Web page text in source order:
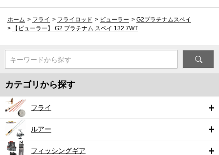
ホーム > フライ > フライロッド > ビューラー > G2プラチナムスペイ
>
【ビューラー】 G2 プラチナム スペイ 132 7WT
キーワードから探す
カテゴリから探す
フライ
ルアー
フィッシングギア